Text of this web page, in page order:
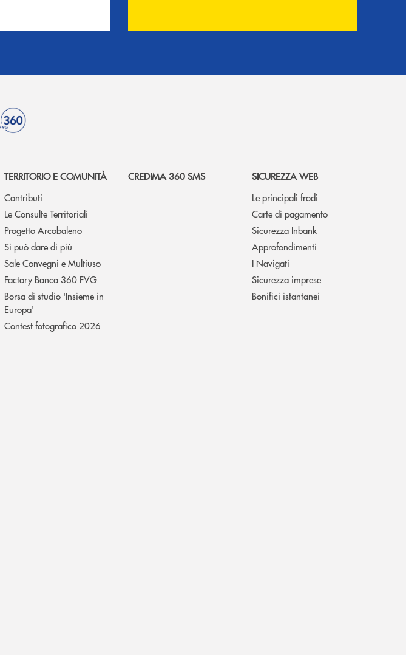
TERRITORIO E COMUNITÀ
Contributi
Le Consulte Territoriali
Progetto Arcobaleno
Si può dare di più
Sale Convegni e Multiuso
Factory Banca 360 FVG
Borsa di studio 'Insieme in
Europa'
Contest fotografico 2026
CREDIMA 360 SMS
SICUREZZA WEB
Le principali frodi
Carte di pagamento
Sicurezza Inbank
Approfondimenti
I Navigati
Sicurezza imprese
Bonifici istantanei